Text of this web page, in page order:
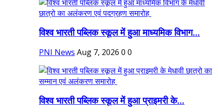
विश्व भारती पब्लिक स्कूल में हुआ माध्यमिक विभाग...
PNI News Aug 7, 2026 0 0
विश्व भारती पब्लिक स्कूल में हुआ प्राइमरी के...